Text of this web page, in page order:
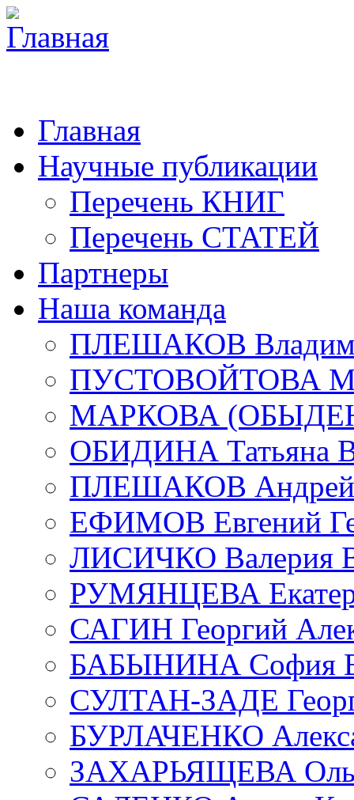
Главная
Научные публикации
Перечень КНИГ
Перечень СТАТЕЙ
Партнеры
Наша команда
ПЛЕШАКОВ
ПУСТОВОЙТОВА
МАРКОВА
ОБИДИНА Татьяна
ПЛЕШАКОВ Андрей
ЕФИМОВ Евгений
ЛИСИЧКО Валерия
РУМЯНЦЕВА
САГИН Георгий
БАБЫНИНА София
СУЛТАН-ЗАДЕ
БУРЛАЧЕНКО
ЗАХАРЬЯЩЕВА